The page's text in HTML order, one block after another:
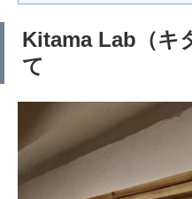
Kitama Lab（キ
て